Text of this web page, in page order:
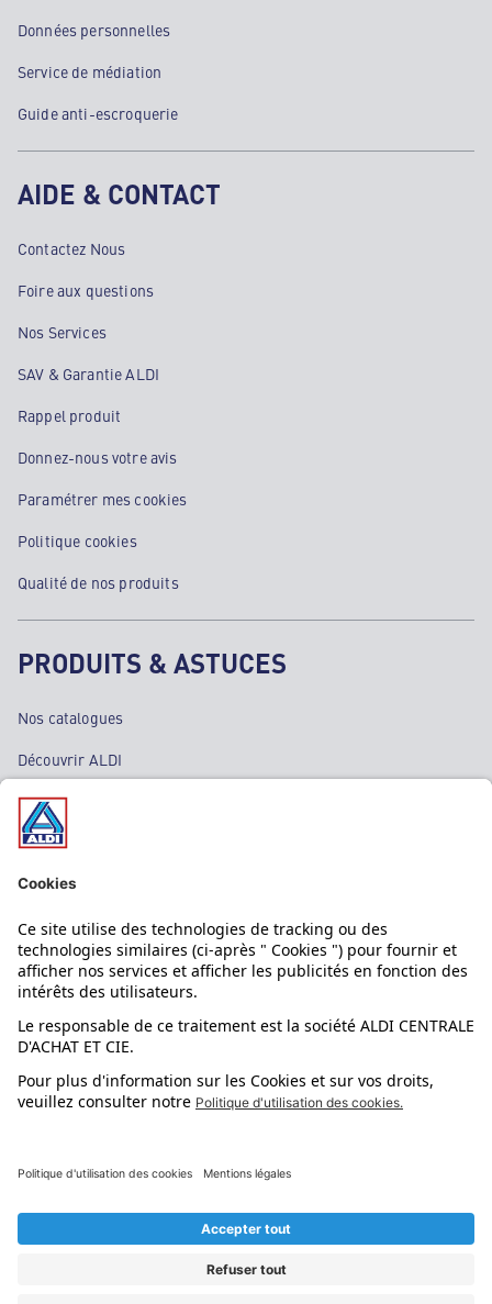
Données personnelles
Service de médiation
Guide anti-escroquerie
AIDE & CONTACT
Contactez Nous
Foire aux questions
Nos Services
SAV & Garantie ALDI
Rappel produit
Donnez-nous votre avis
Paramétrer mes cookies
Politique cookies
Qualité de nos produits
PRODUITS & ASTUCES
Nos catalogues
Découvrir ALDI
Nos bons plans
Nos rayons
Nos marques
Nos astuces
Évènements
L'application mobile